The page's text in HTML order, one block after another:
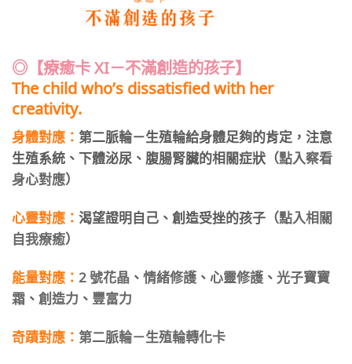
◎【療癒卡 XI－不滿創造的孩子】
The child who’s dissatisfied with her
creativity.
身體對應： 第二脈輪－生殖輪給身體足夠的肯定，注意
生殖系統、下體泌尿、腹腸腎臟的相關症狀（點入察看
身心對應）
心靈對應： 渴望證明自己、創造受挫的孩子（點入相關
自我療癒）
能量對應： 2 號花晶 、 情緒修護 、 心靈修護 、 光子寶寶
霜 、 創造力 、 豐富力
奇蹟對應： 第二脈輪－生殖輪轉化卡